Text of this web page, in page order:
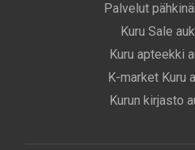
Palvelut
Kuru Sale
Kuru apteekki
K-market Kuru
Kurun kirjasto